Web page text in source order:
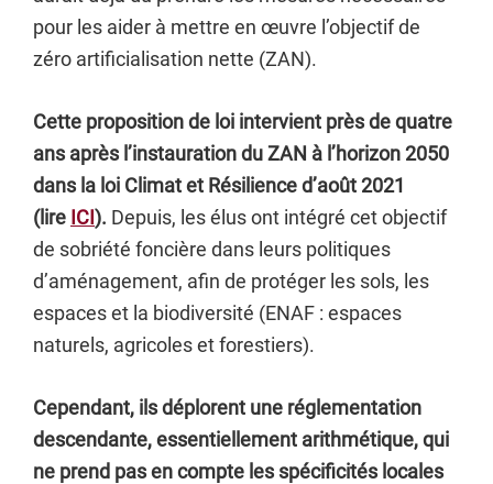
pour les aider à mettre en œuvre l’objectif de
zéro artificialisation nette (ZAN).
Cette proposition de loi intervient près de quatre
ans après l’instauration du ZAN à l’horizon 2050
dans la loi Climat et Résilience d’août 2021
(lire ICI). Depuis, les élus ont intégré cet objectif
de sobriété foncière dans leurs politiques
d’aménagement, afin de protéger les sols, les
espaces et la biodiversité (ENAF : espaces
naturels, agricoles et forestiers).
Cependant, ils déplorent une réglementation
descendante, essentiellement arithmétique, qui
ne prend pas en compte les spécificités locales